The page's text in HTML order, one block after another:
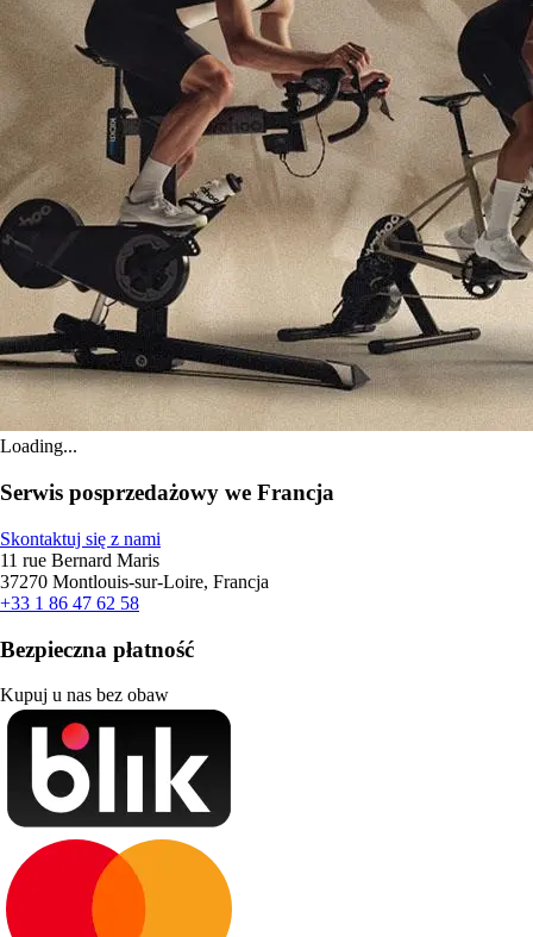
Loading...
Serwis posprzedażowy we Francja
Skontaktuj się z nami
11 rue Bernard Maris
37270 Montlouis-sur-Loire, Francja
+33 1 86 47 62 58
Bezpieczna płatność
Kupuj u nas bez obaw